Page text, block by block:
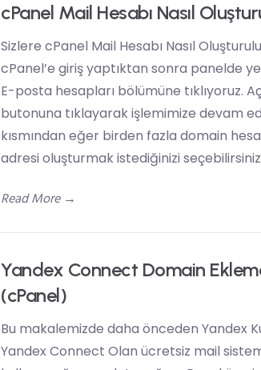
cPanel Mail Hesabı Nasıl
Sizlere cPanel Mail Hesabı Nasıl
cPanel’e giriş yaptıktan sonra panelde
E-posta hesapları bölümüne tıklıyoruz.
butonuna tıklayarak işlemimize devam
kısmından eğer birden fazla domain
adresi oluşturmak istediğinizi seçebilirsiniz.
Read More→
Yandex Connect Domain
(cPanel)
Bu makalemizde daha önceden Yandex
Yandex Connect Olan ücretsiz mail